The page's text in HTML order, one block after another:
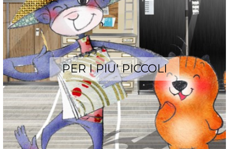
PER I PIU' PICCOLI